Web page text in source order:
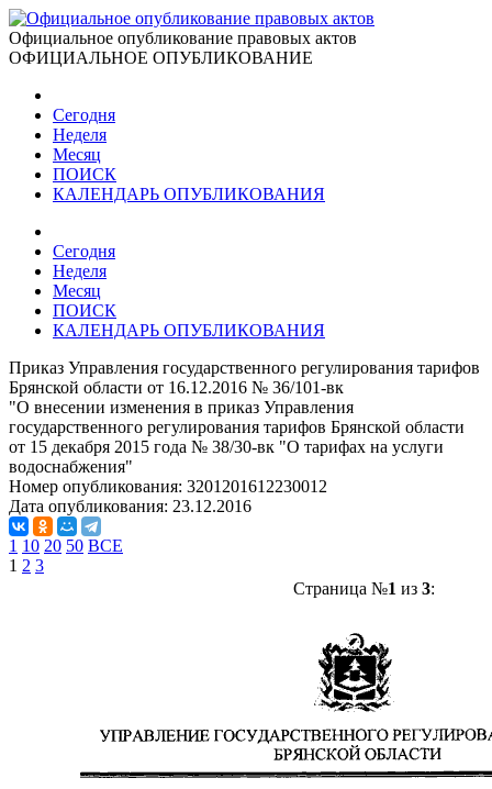
Официальное опубликование правовых актов
ОФИЦИАЛЬНОЕ ОПУБЛИКОВАНИЕ
Сегодня
Неделя
Месяц
ПОИСК
КАЛЕНДАРЬ ОПУБЛИКОВАНИЯ
Сегодня
Неделя
Месяц
ПОИСК
КАЛЕНДАРЬ ОПУБЛИКОВАНИЯ
Приказ Управления государственного регулирования тарифов
Брянской области от 16.12.2016 № 36/101-вк
"О внесении изменения в приказ Управления
государственного регулирования тарифов Брянской области
от 15 декабря 2015 года № 38/30-вк "О тарифах на услуги
водоснабжения"
Номер опубликования: 3201201612230012
Дата опубликования: 23.12.2016
1 10 20 50 ВСЕ
1 2 3
Страница №1 из 3: